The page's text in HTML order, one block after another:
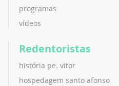
programas
vídeos
Redentoristas
história pe. vitor
hospedagem santo afonso